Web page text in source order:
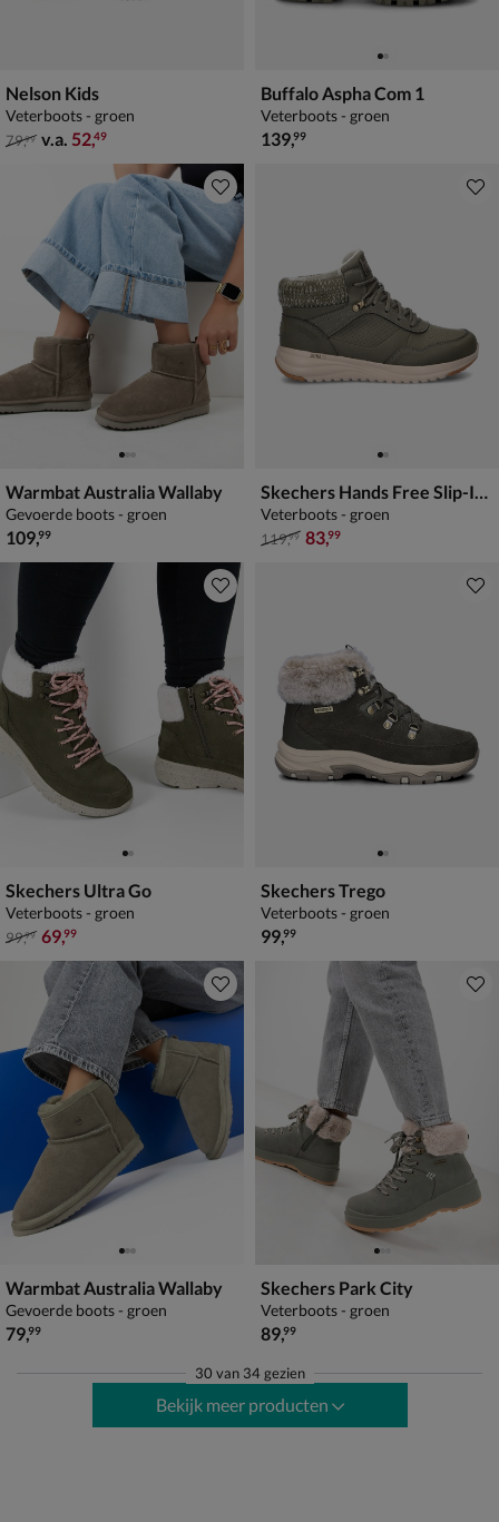
Nelson Kids
Veterboots - groen
van € 79,99 vanaf € 52,49
79,99 v.a. 52,49
Buffalo Aspha Com 1
Veterboots - groen
€ 139,99
139,99
Warmbat Australia Wallaby
Gevoerde boots - groen
€ 109,99
109,99
Skechers Hands Free Slip-Ins On-the-Go Stellar
Veterboots - groen
van € 119,99 voor € 83,99
119,99 83,99
Skechers Ultra Go
Veterboots - groen
van € 99,99 voor € 69,99
99,99 69,99
Skechers Trego
Veterboots - groen
€ 99,99
99,99
Warmbat Australia Wallaby
Gevoerde boots - groen
€ 79,99
79,99
Skechers Park City
Veterboots - groen
€ 89,99
89,99
30 van 34 gezien
Bekijk meer producten